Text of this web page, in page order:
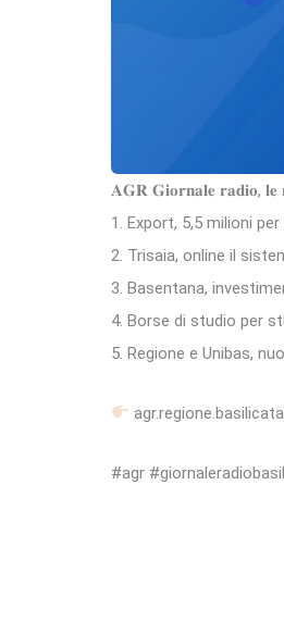
𝐀𝐆𝐑 𝐆𝐢𝐨𝐫𝐧𝐚𝐥𝐞 𝐫𝐚𝐝𝐢𝐨, 𝐥𝐞
1. Export, 5,5 milioni
2. Trisaia, online il
3. Basentana,
4. Borse di studio per
5. Regione e Unibas,
#agr